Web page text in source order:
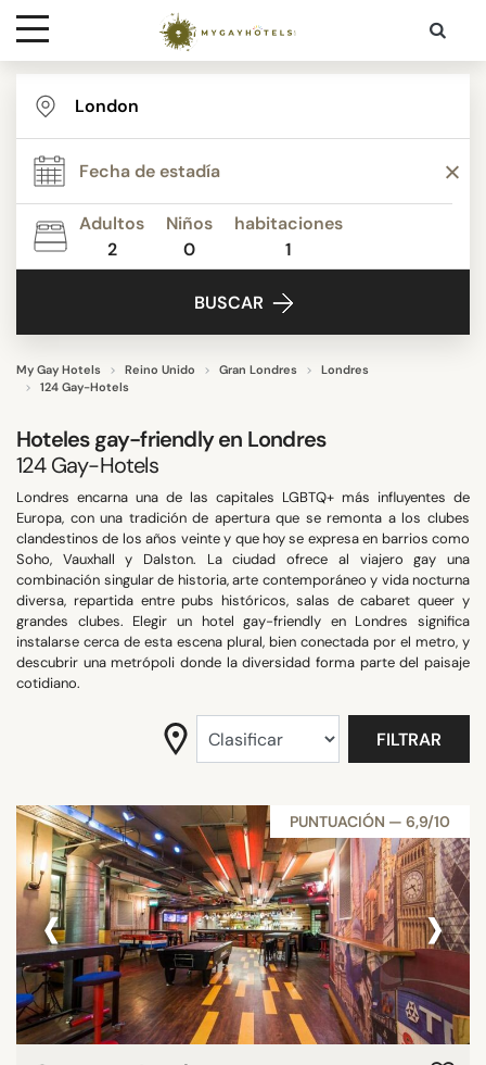
Destinaciones
Contacto
MediaAdultos
2
Niños
0
habitaciones
1
BUSCAR
My Gay Hotels Reino Unido Gran Londres
Londres
124 Gay-Hotels
Hoteles gay-friendly en Londres
124Gay-Hotels
TEMA
ESTRELLAS
ACTIVIDADES
INSTALACIONES
ZONA
BUSCAR
Londres encarna una de las capitales LGBTQ+ más influyentes de
Europa, con una tradición de apertura que se remonta a los clubes
clandestinos de los años veinte y que hoy se expresa en barrios como
Soho, Vauxhall y Dalston. La ciudad ofrece al viajero gay una
combinación singular de historia, arte contemporáneo y vida nocturna
diversa, repartida entre pubs históricos, salas de cabaret queer y
grandes clubes. Elegir un hotel gay-friendly en Londres significa
instalarse cerca de esta escena plural, bien conectada por el metro, y
descubrir una metrópoli donde la diversidad forma parte del paisaje
cotidiano.
FILTRAR
PUNTUACIÓN — 6,9/10
‹ ›